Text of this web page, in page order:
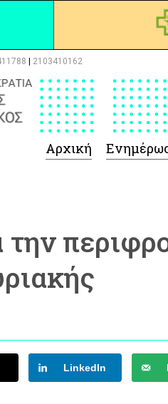
2103410162
Αρχική
την
LinkedIn